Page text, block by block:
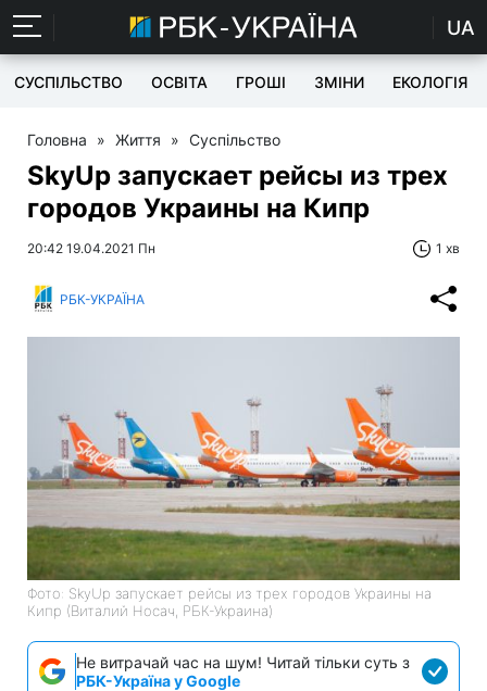
UA
СУСПІЛЬСТВО ОСВІТА ГРОШІ ЗМІНИ ЕКОЛОГІЯ
Головна » Життя » Суспільство
SkyUp запускает рейсы из трех
городов Украины на Кипр
20:42 19.04.2021 Пн 1 хв
РБК-УКРАЇНА
Фото: SkyUp запускает рейсы из трех городов Украины на
Кипр (Виталий Носач, РБК-Украина)
Не витрачай час на шум! Читай тільки суть з
РБК-Україна у Google